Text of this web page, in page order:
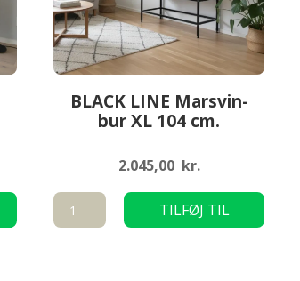
BLACK LINE Marsvin-
bur XL 104 cm.
2.045,00 kr.
BLACK
LINE
TILFØJ TIL
KURV